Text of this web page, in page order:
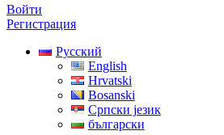
Войти
Регистрация
Русский
English
Hrvatski
Bosanski
Српски језик
български